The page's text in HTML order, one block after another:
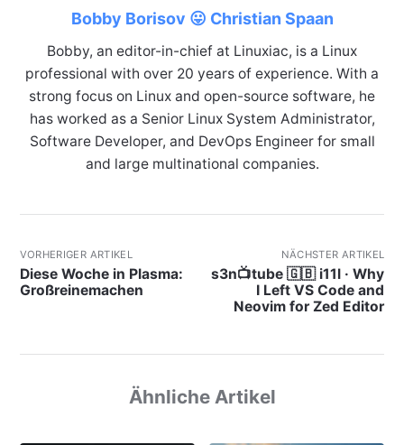
Bobby Borisov 😛 Christian Spaan
Bobby, an editor-in-chief at Linuxiac, is a Linux
professional with over 20 years of experience. With a
strong focus on Linux and open-source software, he
has worked as a Senior Linux System Administrator,
Software Developer, and DevOps Engineer for small
and large multinational companies.
VORHERIGER ARTIKEL
Diese Woche in Plasma:
Großreinemachen
NÄCHSTER ARTIKEL
s3n📺tube 🇬🇧 i11l · Why
I Left VS Code and
Neovim for Zed Editor
Ähnliche Artikel